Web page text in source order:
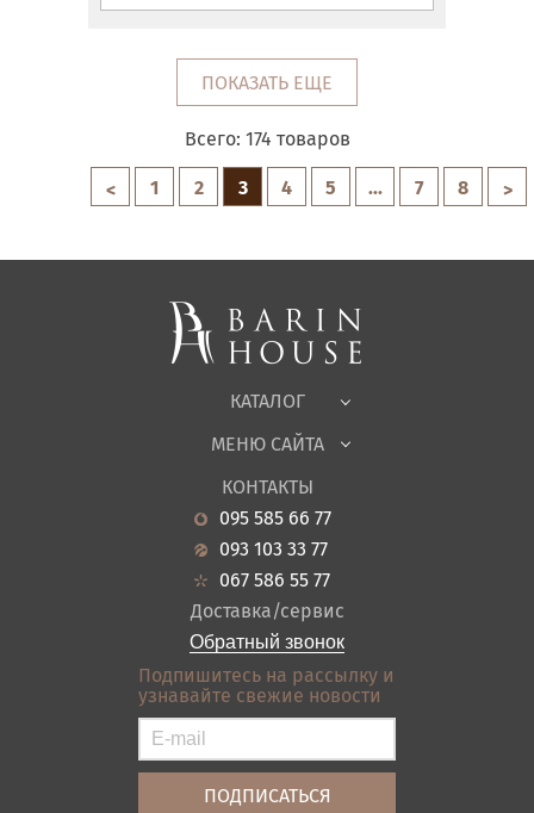
ПОКАЗАТЬ ЕЩЕ
Всего: 174 товаров
< 1 2 3 4 5 ... 7 8 >
КАТАЛОГ
Спальни, Кровати
Корпусная мебель
Офисная мебель
Садовая мебель
Гостиная
Кухня
Прихожие
Ванная
Акции
МЕНЮ САЙТА
О нас
Новости
Гарантия
Кредит
Оплата и доставка
Отзывы
Контакты
Карта сайта
Условия покупки
КОНТАКТЫ
095 585 66 77
093 103 33 77
067 586 55 77
Доставка/сервис
Обратный звонок
Подпишитесь на рассылку и
узнавайте свежие новости